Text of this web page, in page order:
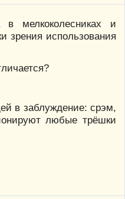
мелкоколесниках и
зрения использования
в заблуждение: срэм,
любые трёшки